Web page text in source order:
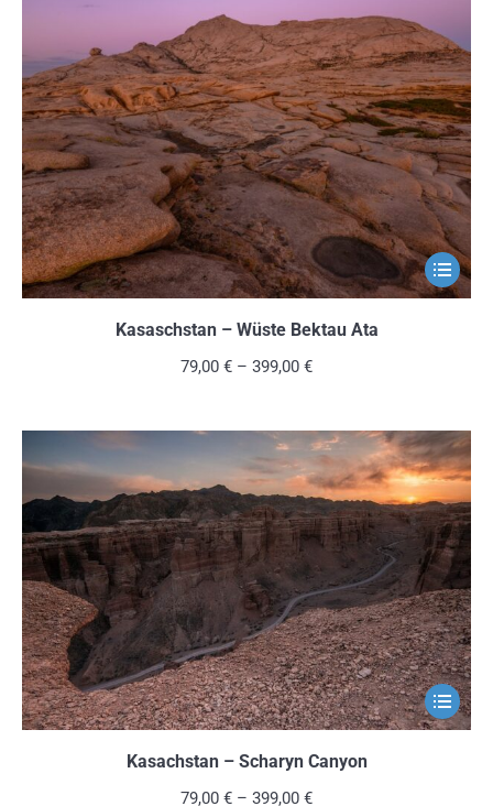
Optionen
können
auf
der
gewählt
werden
Dieses
Produkt
Die
Optionen
können
auf
der
gewählt
werden
Kasaschstan – Wüste Bektau Ata
79,00 € – 399,00 €
Dieses
Produkt
Kasachstan – Scharyn Canyon
79,00 € – 399,00 €